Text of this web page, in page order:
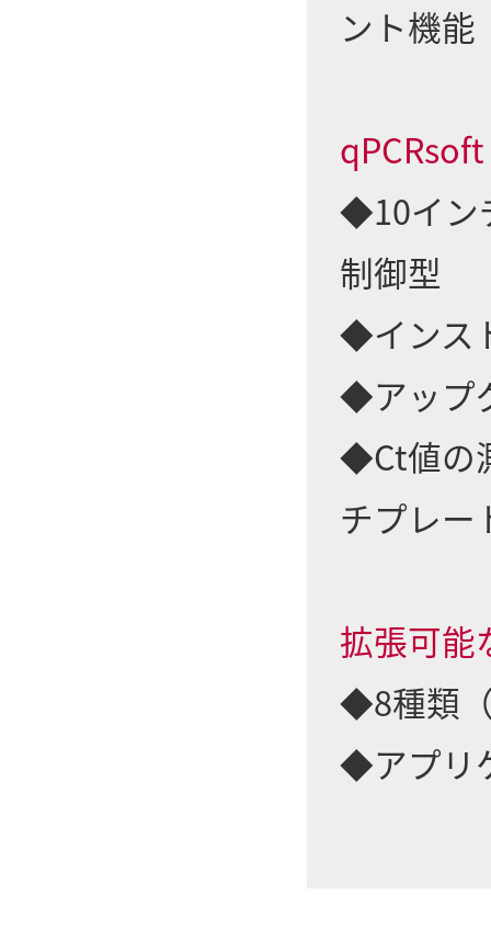
ント機能
◆10イン
制御型
◆インス
◆アップ
◆Ct値の
チプレー
拡張可能
◆8種類
◆アプリ